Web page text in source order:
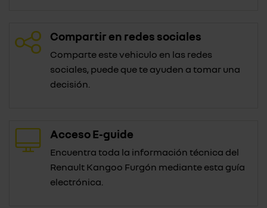
Compartir en redes sociales
Comparte este vehiculo en las redes
sociales, puede que te ayuden a tomar una
decisión.
Acceso E-guide
Encuentra toda la información técnica del
Renault Kangoo Furgón mediante esta guía
electrónica.